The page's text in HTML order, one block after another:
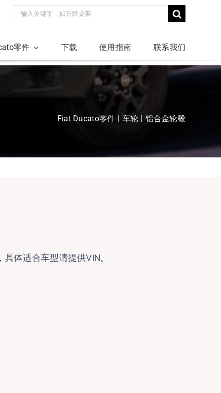
搜
零件 下载 使用指南 联系我们
Fiat Ducato零件 车轮 铝合金轮毂
体适合车型请提供VIN。